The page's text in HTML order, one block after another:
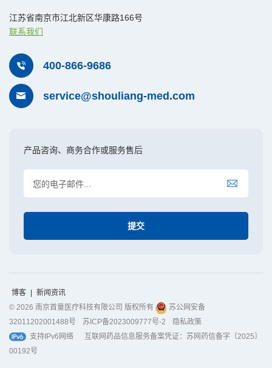
江苏省南京市江北新区华康路166号
联系我们
400-866-9686
service@shouliang-med.com
产品咨询、商务合作或服务售后
博客 | 新闻资讯
© 2026 南京首量医疗科技有限公司 版权所有
苏公网安备
32011202001488号
苏ICP备2023009777号-2
隐私政策
支持IPv6网络
互联网药品信息服务备案凭证：苏网药信备字〔2025〕
00192号